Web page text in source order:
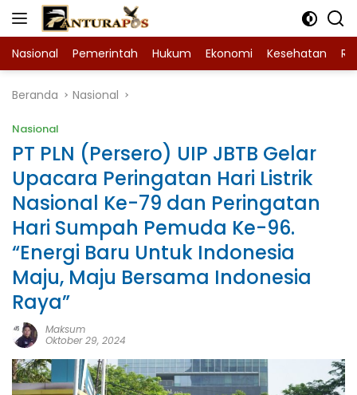
Langsung
Nasional Pemerintah Hukum Ekonomi Kesehatan
Beranda Nasional
Nasional
PT PLN (Persero) UIP JBTB Gelar
Upacara Peringatan Hari Listrik
Nasional Ke-79 dan Peringatan
Hari Sumpah Pemuda Ke-96.
“Energi Baru Untuk Indonesia
Maju, Maju Bersama Indonesia
Raya”
Maksum
Oktober 29, 2024